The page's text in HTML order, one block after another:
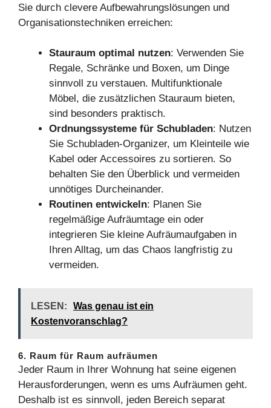
Sie durch clevere Aufbewahrungslösungen und
Organisationstechniken erreichen:
Stauraum optimal nutzen: Verwenden Sie
Regale, Schränke und Boxen, um Dinge
sinnvoll zu verstauen. Multifunktionale
Möbel, die zusätzlichen Stauraum bieten,
sind besonders praktisch.
Ordnungssysteme für Schubladen: Nutzen
Sie Schubladen-Organizer, um Kleinteile wie
Kabel oder Accessoires zu sortieren. So
behalten Sie den Überblick und vermeiden
unnötiges Durcheinander.
Routinen entwickeln: Planen Sie
regelmäßige Aufräumtage ein oder
integrieren Sie kleine Aufräumaufgaben in
Ihren Alltag, um das Chaos langfristig zu
vermeiden.
LESEN:
Was genau ist ein
Kostenvoranschlag?
6. Raum für Raum aufräumen
Jeder Raum in Ihrer Wohnung hat seine eigenen
Herausforderungen, wenn es ums Aufräumen geht.
Deshalb ist es sinnvoll, jeden Bereich separat